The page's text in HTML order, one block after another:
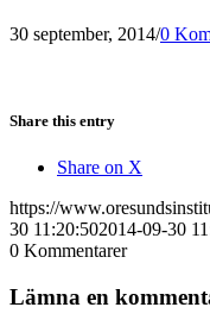
30 september, 2014/0
Share this entry
Share on X
https://
30 11:20:502014-09-30
0 Kommentarer
Lämna en